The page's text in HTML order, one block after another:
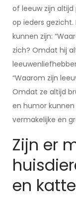
of leeuw zijn
op ieders gezicht.
kunnen zijn:
zich? Omdat hij
“Waarom zijn
Omdat ze altijd
en humor
vermakelijke en
Zijn er
en